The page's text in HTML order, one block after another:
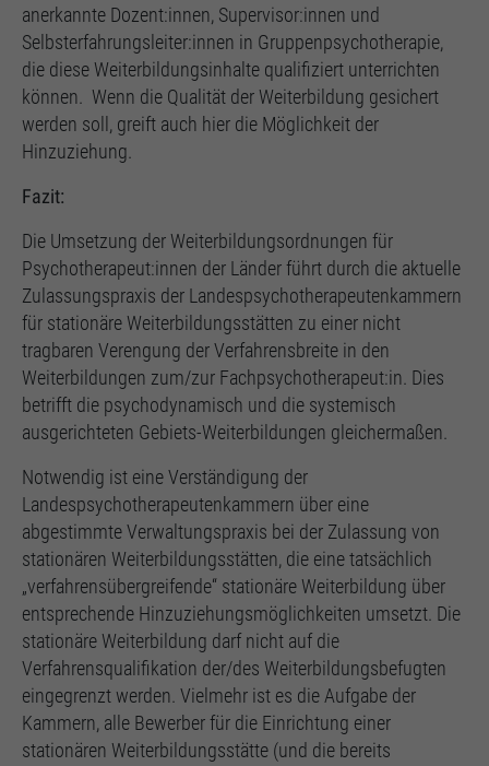
anerkannte Dozent:innen, Supervisor:innen und
Selbsterfahrungsleiter:innen in Gruppenpsychotherapie,
die diese Weiterbildungsinhalte qualifiziert unterrichten
können. Wenn die Qualität der Weiterbildung gesichert
werden soll, greift auch hier die Möglichkeit der
Hinzuziehung.
Fazit:
Die Umsetzung der Weiterbildungsordnungen für
Psychotherapeut:innen der Länder führt durch die aktuelle
Zulassungspraxis der Landespsychotherapeutenkammern
für stationäre Weiterbildungsstätten zu einer nicht
tragbaren Verengung der Verfahrensbreite in den
Weiterbildungen zum/zur Fachpsychotherapeut:in. Dies
betrifft die psychodynamisch und die systemisch
ausgerichteten Gebiets-Weiterbildungen gleichermaßen.
Notwendig ist eine Verständigung der
Landespsychotherapeutenkammern über eine
abgestimmte Verwaltungspraxis bei der Zulassung von
stationären Weiterbildungsstätten, die eine tatsächlich
„verfahrensübergreifende“ stationäre Weiterbildung über
entsprechende Hinzuziehungsmöglichkeiten umsetzt. Die
stationäre Weiterbildung darf nicht auf die
Verfahrensqualifikation der/des Weiterbildungsbefugten
eingegrenzt werden. Vielmehr ist es die Aufgabe der
Kammern, alle Bewerber für die Einrichtung einer
stationären Weiterbildungsstätte (und die bereits